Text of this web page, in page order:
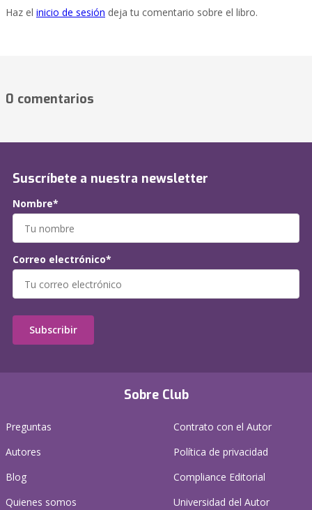
Haz el inicio de sesión deja tu comentario sobre el libro.
0 comentarios
Sobre Club
Preguntas
Autores
Blog
Quienes somos
Contrato con el Autor
Política de privacidad
Compliance Editorial
Universidad del Autor
Suscríbete a nuestra newsletter
Nombre*
Correo electrónico*
Subscribir